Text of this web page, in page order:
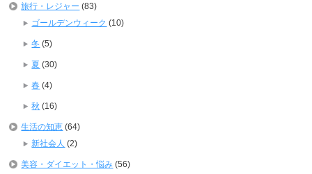
旅行・レジャー (83)
ゴールデンウィーク (10)
冬 (5)
夏 (30)
春 (4)
秋 (16)
生活の知恵 (64)
新社会人 (2)
美容・ダイエット・悩み (56)